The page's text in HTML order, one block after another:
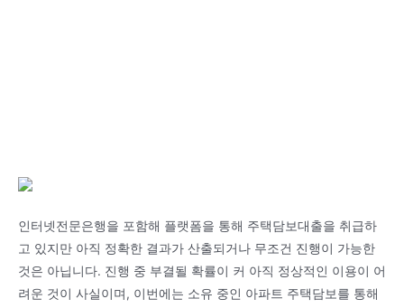
인터넷전문은행을 포함해 플랫폼을 통해 주택담보대출을 취급하
고 있지만 아직 정확한 결과가 산출되거나 무조건 진행이 가능한
것은 아닙니다. 진행 중 부결될 확률이 커 아직 정상적인 이용이 어
려운 것이 사실이며, 이번에는 소유 중인 아파트 주택담보를 통해